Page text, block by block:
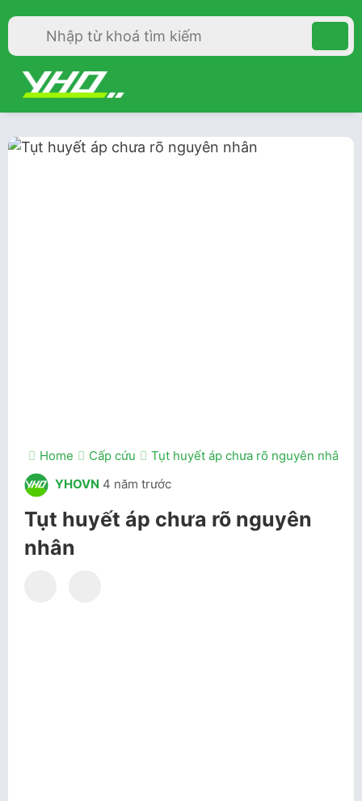
Home Cấp cứu
Tụt huyết áp chưa rõ nguyên nhân
YHOVN 4 năm trước
Tụt huyết áp chưa rõ nguyên
nhân